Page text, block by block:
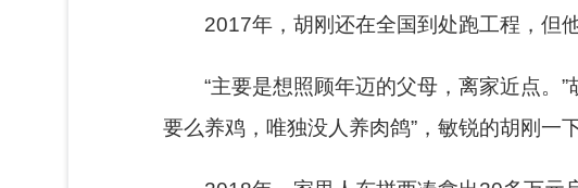
2017年，胡刚还在全国到处跑工程，
“主要是想照顾年迈的父母，离家近点。
要么养鸡，唯独没人养肉鸽”，敏锐的胡刚